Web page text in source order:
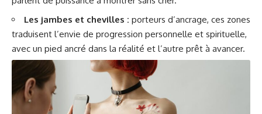
Les jambes et chevilles : porteurs d’ancrage, ces zones
traduisent l’envie de progression personnelle et spirituelle,
avec un pied ancré dans la réalité et l’autre prêt à avancer.